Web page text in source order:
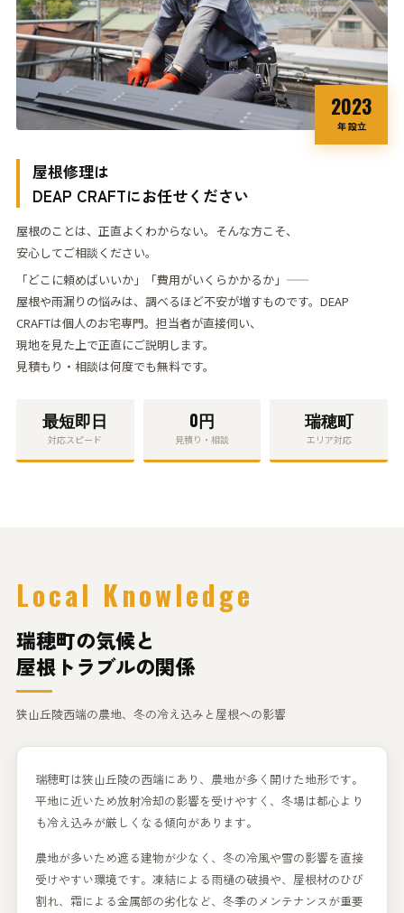
2023
年 設立
屋根修理は
DEAP CRAFTにお任せください
屋根のことは、正直よくわからない。そんな方こそ、
安心してご相談ください。
「どこに頼めばいいか」「費用がいくらかかるか」——
屋根や雨漏りの悩みは、調べるほど不安が増すものです。 DEAP
CRAFTは個人のお宅専門。担当者が直接伺い、
現地を見た上で正直にご説明します。
見積もり・相談は何度でも無料です。
最短即日
対応スピード
0円
見積り・相談
瑞穂町
エリア対応
Local Knowledge
瑞穂町の気候と
屋根トラブルの関係
狭山丘陵西端の農地、冬の冷え込みと屋根への影響
瑞穂町は狭山丘陵の西端にあり、農地が多く開けた地形です。
平地に近いため放射冷却の影響を受けやすく、冬場は都心より
も冷え込みが厳しくなる傾向があります。
農地が多いため遮る建物が少なく、冬の冷風や雪の影響を直接
受けやすい環境です。凍結による雨樋の破損や、屋根材のひび
割れ、霜による金属部の劣化など、冬季のメンテナンスが重要